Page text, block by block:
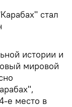
стал
истории и
мировой
е место в